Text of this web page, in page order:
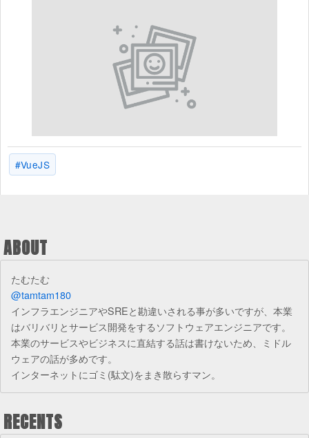
VueJS
ABOUT
たむたむ
@tamtam180
インフラエンジニアやSREと勘違いされる事が多いですが、本業
はバリバリとサービス開発をするソフトウェアエンジニアです。
本業のサービスやビジネスに直結する話は書けないため、ミドル
ウェアの話が多めです。
インターネットにゴミ(駄文)をまき散らすマン。
RECENTS